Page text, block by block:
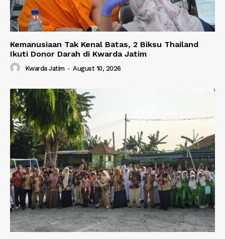
Kemanusiaan Tak Kenal Batas, 2 Biksu Thailand
Ikuti Donor Darah di Kwarda Jatim
Kwarda Jatim - August 10, 2026